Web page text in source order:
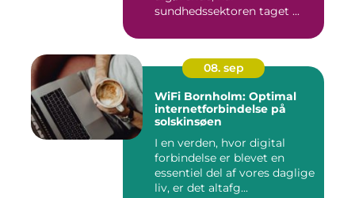
sundhedssektoren taget ...
08. sep
WiFi Bornholm: Optimal
internetforbindelse på
solskinsøen
I en verden, hvor digital
forbindelse er blevet en
essentiel del af vores daglige
liv, er det altafg...